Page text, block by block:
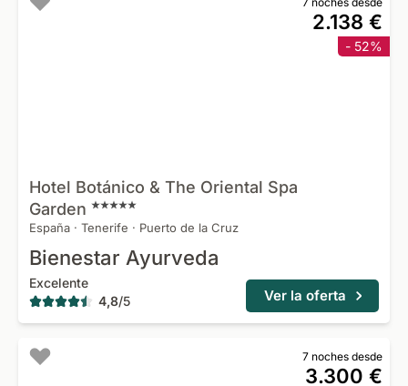
2.138 €
- 52%
Hotel Botánico & The Oriental Spa
Garden
España · Tenerife · Puerto de la Cruz
Bienestar Ayurveda
Excelente
4,8/5 Ver la oferta
7 noches desde
3.300 €